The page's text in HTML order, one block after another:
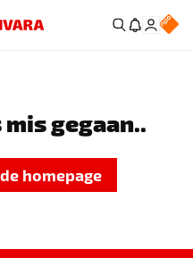
gegaan..
homepage